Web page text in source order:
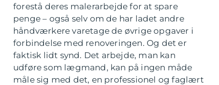
forestå deres malerarbejde for at spare
penge – også selv om de har ladet andre
håndværkere varetage de øvrige opgaver i
forbindelse med renoveringen. Og det er
faktisk lidt synd. Det arbejde, man kan
udføre som lægmand, kan på ingen måde
måle sig med det, en professionel og faglært